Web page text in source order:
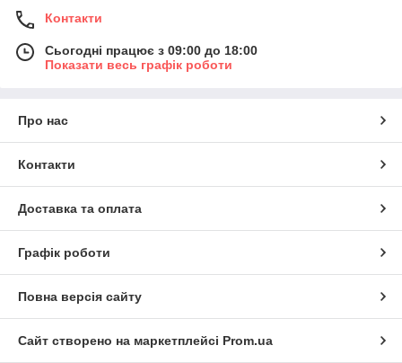
Контакти
Сьогодні працює з 09:00 до 18:00
Показати весь графік роботи
Про нас
Контакти
Доставка та оплата
Графік роботи
Повна версія сайту
Сайт створено на маркетплейсі Prom.ua